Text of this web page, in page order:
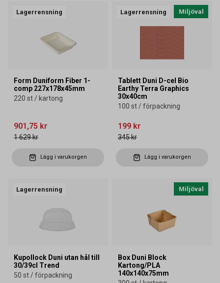
Lagerrensning
Form Duniform Fiber 1-
comp 227x178x45mm
220 st / kartong
901,75 kr
1 629 kr
Lägg i varukorgen
Lagerrensning Miljöval
Tablett Duni D-cel Bio
Earthy Terra Graphics
30x40cm
100 st / förpackning
199 kr
345 kr
Lägg i varukorgen
Lagerrensning
Kupollock Duni utan hål till
30/39cl Trend
50 st / förpackning
Miljöval
Box Duni Block
Kartong/PLA
140x140x75mm